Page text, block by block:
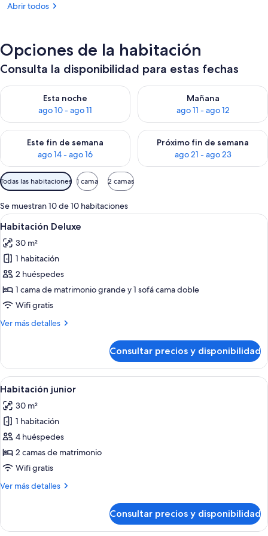
Abrir todos
Opciones de la habitación
Consulta la disponibilidad para estas fechas
Esta noche
ago 10 - ago 11
Consulta la disponibilidad para esta noche, ago 10 - ago 11
Mañana
ago 11 - ago 12
Consulta la disponibilidad
Este fin de semana
ago 14 - ago 16
Consulta la disponibilidad para este fin de semana, ago 14 -
Próximo fin de semana
ago 21 - ago 23
Consulta la disponibilidad
Filtros
disponibles
para
las
habitaciones
Todas las habitaciones 1 cama 2 camas
Se muestran 10 de 10 habitaciones
Abrir
todas
las
fotos
de
Habitación
Deluxe
Habitación de hotel con una cama
6
Habitación Deluxe
30 m²
1 habitación
2 huéspedes
1 cama de matrimonio grande y 1 sofá cama doble
Wifi gratis
Ver más detalles
Más
Deluxe
Consultar precios y disponibilidad
Abrir
todas
las
fotos
de
Habitación
junior
Habitación de hotel con dos camas,
5
Habitación junior
30 m²
1 habitación
4 huéspedes
2 camas de matrimonio
Wifi gratis
Ver más detalles
Más
junior
Consultar precios y disponibilidad